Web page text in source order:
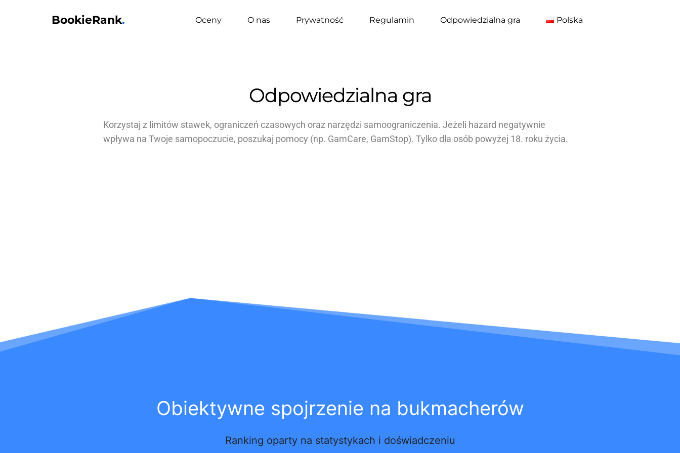
BookieRank. Oceny O nas Prywatność Regulamin Odpowiedzialna gra Polska
Odpowiedzialna gra
Korzystaj z limitów stawek, ograniczeń czasowych oraz narzędzi samoograniczenia. Jeżeli hazard negatywnie
wpływa na Twoje samopoczucie, poszukaj pomocy (np. GamCare, GamStop). Tylko dla osób powyżej 18. roku życia.
Obiektywne spojrzenie na bukmacherów
Ranking oparty na statystykach i doświadczeniu